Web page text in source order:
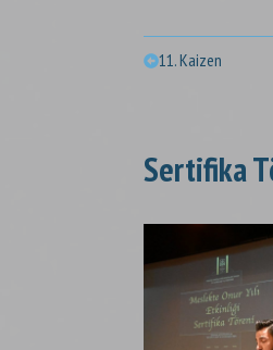
11. Kaizen
Sertifika